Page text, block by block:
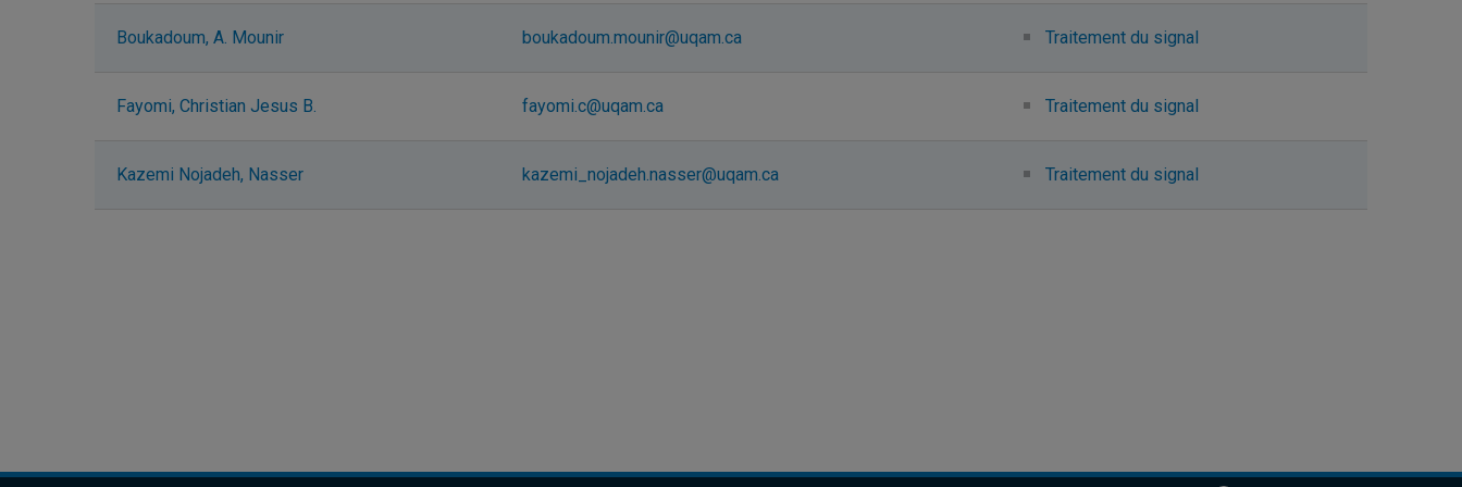
Boukadoum, A. Mounir boukadoum.mounir@uqam.ca Traitement du signal
Fayomi, Christian Jesus B. fayomi.c@uqam.ca Traitement du signal
Kazemi Nojadeh, Nasser kazemi_nojadeh.nasser@uqam.ca Traitement du signal